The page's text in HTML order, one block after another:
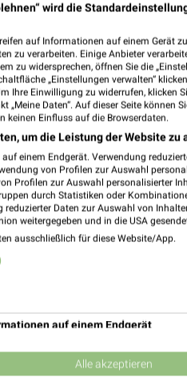
WELLNESS FÜR ZUHAUSE
wird die
auf Informationen auf einem Gerät
zu verarbeiten. Einige Anbieter
zu widersprechen, öffnen Sie die
„Einstellungen verwalten“
Ihre Einwilligung zu widerrufen, klicken
„Meine Daten“. Auf dieser Seite können
keinen Einfluss auf die Browserdaten.
um die Leistung der Website zu
einem Endgerät. Verwendung
von Profilen zur Auswahl
Profilen zur Auswahl personalisierter
durch Statistiken oder
reduzierter Daten zur Auswahl von
weitergegeben und in die USA
ausschließlich für diese Website/App.
auf einem Endgerät
von Werbeanzeigen
Alle akzeptieren